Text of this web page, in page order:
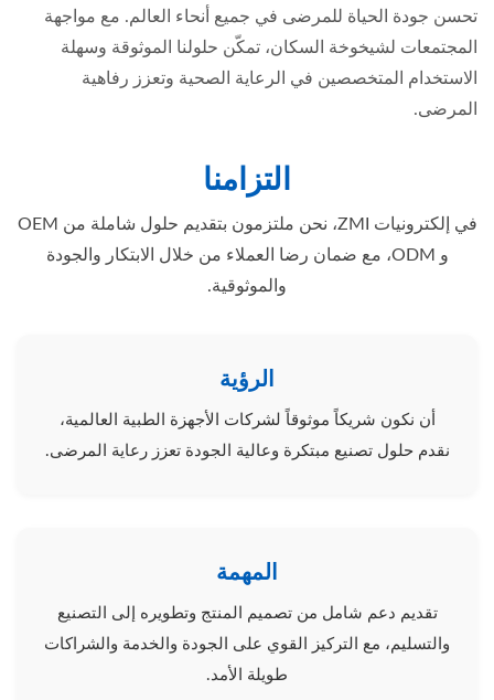
تحسن جودة الحياة للمرضى في جميع أنحاء العالم. مع مواجهة
المجتمعات لشيخوخة السكان، تمكّن حلولنا الموثوقة وسهلة
الاستخدام المتخصصين في الرعاية الصحية وتعزز رفاهية
المرضى.
التزامنا
في إلكترونيات ZMI، نحن ملتزمون بتقديم حلول شاملة من OEM
و ODM، مع ضمان رضا العملاء من خلال الابتكار والجودة
والموثوقية.
الرؤية
أن نكون شريكاً موثوقاً لشركات الأجهزة الطبية العالمية،
نقدم حلول تصنيع مبتكرة وعالية الجودة تعزز رعاية المرضى.
المهمة
تقديم دعم شامل من تصميم المنتج وتطويره إلى التصنيع
والتسليم، مع التركيز القوي على الجودة والخدمة والشراكات
طويلة الأمد.